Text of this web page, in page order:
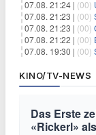
07.08. 21:24 | (00)
07.08. 21:23 | (00)
07.08. 21:23 | (00)
07.08. 21:22 | (00)
07.08. 19:30 | (00)
KINO/TV-NEWS
Das Erste
«Rickerl»